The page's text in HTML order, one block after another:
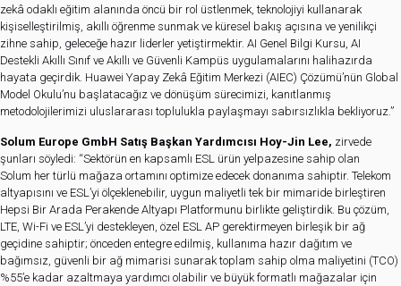
zekâ odaklı eğitim alanında öncü bir rol üstlenmek, teknolojiyi kullanarak
kişiselleştirilmiş, akıllı öğrenme sunmak ve küresel bakış açısına ve yenilikçi
zihne sahip, geleceğe hazır liderler yetiştirmektir. AI Genel Bilgi Kursu, AI
Destekli Akıllı Sınıf ve Akıllı ve Güvenli Kampüs uygulamalarını halihazırda
hayata geçirdik. Huawei Yapay Zekâ Eğitim Merkezi (AIEC) Çözümü’nün Global
Model Okulu’nu başlatacağız ve dönüşüm sürecimizi, kanıtlanmış
metodolojilerimizi uluslararası toplulukla paylaşmayı sabırsızlıkla bekliyoruz.”
Solum Europe GmbH Satış Başkan Yardımcısı Hoy-Jin Lee, zirvede
şunları söyledi: “Sektörün en kapsamlı ESL ürün yelpazesine sahip olan
Solum her türlü mağaza ortamını optimize edecek donanıma sahiptir. Telekom
altyapısını ve ESL’yi ölçeklenebilir, uygun maliyetli tek bir mimaride birleştiren
Hepsi Bir Arada Perakende Altyapı Platformunu birlikte geliştirdik. Bu çözüm,
LTE, Wi-Fi ve ESL’yi destekleyen, özel ESL AP gerektirmeyen birleşik bir ağ
geçidine sahiptir; önceden entegre edilmiş, kullanıma hazır dağıtım ve
bağımsız, güvenli bir ağ mimarisi sunarak toplam sahip olma maliyetini (TCO)
%55’e kadar azaltmaya yardımcı olabilir ve büyük formatlı mağazalar için